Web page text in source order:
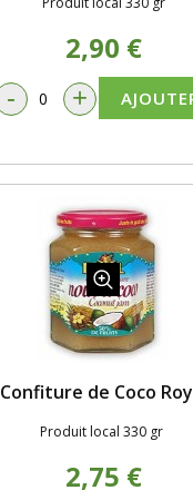
2,90 €
- +
Confiture de Coco
Produit local 330 gr
2,75 €